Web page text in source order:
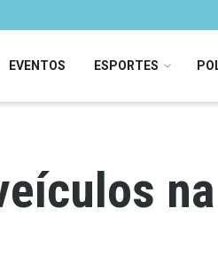
EVENTOS ESPORTES